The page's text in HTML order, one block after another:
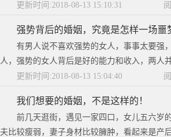
更新时间:2018-08-13 15:10:31
强势背后的婚姻，究竟是怎样一场噩
有男人说不喜欢强势的女人，事事太要强
人，强势的女人背后是好的能力和收入，两人
更新时间:2018-08-13 15:04:40
我们想要的婚姻，不是这样的！
前几天逛街，遇见一家四口，女儿五六岁
夫比较瘦弱，妻子身材比较臃肿，看起来是产